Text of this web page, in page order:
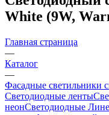
White (9W,
Главная страница
—
Каталог
—
Фасадные светильники
Светодиодные ленты
неонСветодиодные